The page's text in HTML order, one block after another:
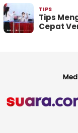
TIPS
Tips
Cepat